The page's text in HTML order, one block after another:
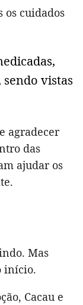
os cuidados
vistas
agradecer
das
ajudar os
Mas
início.
Cacau e